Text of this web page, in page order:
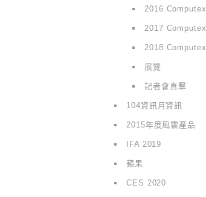
2016 Computex
2017 Computex
2018 Computex
展覽
記者會直擊
104資訊月資訊
2015年度風雲產品
IFA 2019
蘋果
CES 2020